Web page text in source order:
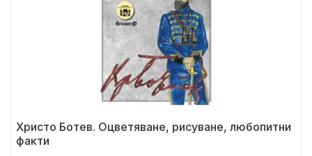
Христо Ботев. Оцветяване, рисуване, любопитни
факти